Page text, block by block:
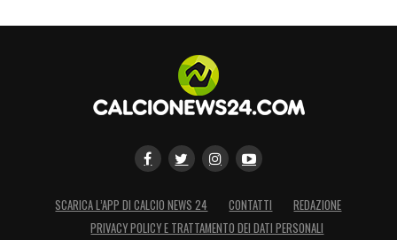
SCARICA L’APP DI CALCIO NEWS 24 CONTATTI
REDAZIONE
PRIVACY POLICY E TRATTAMENTO DEI DATI PERSONALI